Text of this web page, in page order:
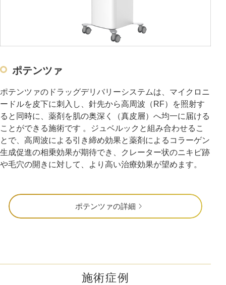
ポテンツァ
ポテンツァのドラッグデリバリーシステムは、マイクロニ
ードルを皮下に刺入し、針先から高周波（RF）を照射す
ると同時に、薬剤を肌の奥深く（真皮層）へ均一に届ける
ことができる施術です 。ジュベルックと組み合わせるこ
とで、高周波による引き締め効果と薬剤によるコラーゲン
生成促進の相乗効果が期待でき、クレーター状のニキビ跡
や毛穴の開きに対して、より高い治療効果が望めます。
ポテンツァの詳細
施術症例